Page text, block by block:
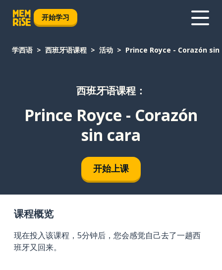
开始学习
学西语 西班牙语课程 活动 Prince Royce - Corazón sin
西班牙语课程：
Prince Royce - Corazón
sin cara
开始上课
课程概览
现在投入该课程，5分钟后，您会感觉自己去了一趟西
班牙又回来。